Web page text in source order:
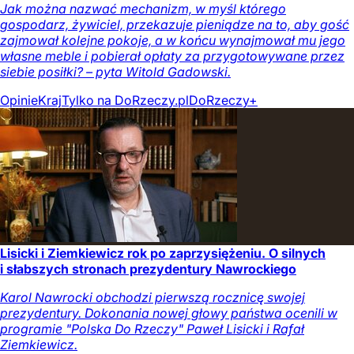
Jak można nazwać mechanizm, w myśl którego
gospodarz, żywiciel, przekazuje pieniądze na to, aby gość
zajmował kolejne pokoje, a w końcu wynajmował mu jego
własne meble i pobierał opłaty za przygotowywane przez
siebie posiłki? – pyta Witold Gadowski.
OpinieKrajTylko na DoRzeczy.plDoRzeczy+
Lisicki i Ziemkiewicz rok po zaprzysiężeniu. O silnych
i słabszych stronach prezydentury Nawrockiego
Karol Nawrocki obchodzi pierwszą rocznicę swojej
prezydentury. Dokonania nowej głowy państwa ocenili w
programie "Polska Do Rzeczy" Paweł Lisicki i Rafał
Ziemkiewicz.